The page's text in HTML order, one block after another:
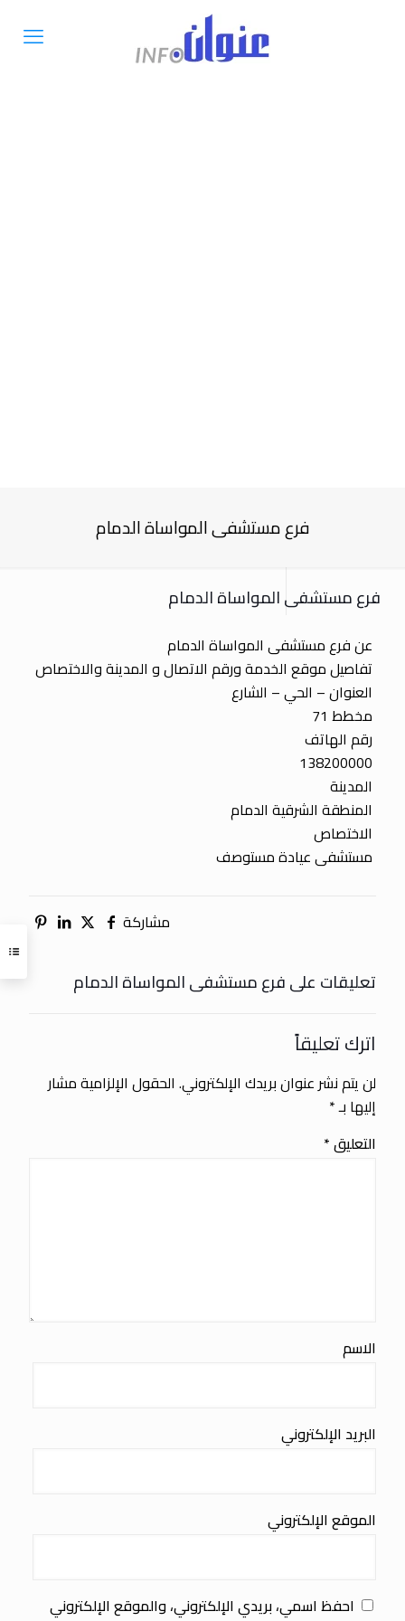
فرع مستشفى المواساة الدمام
فرع مستشفى المواساة الدمام
عن فرع مستشفى المواساة الدمام
تفاصيل موقع الخدمة ورقم الاتصال و المدينة والاختصاص
العنوان – الحي – الشارع
مخطط 71
رقم الهاتف
138200000
المدينة
المنطقة الشرقية الدمام
الاختصاص
مستشفى عيادة مستوصف
مشاركة
تعليقات على فرع مستشفى المواساة الدمام
اترك تعليقاً
لن يتم نشر عنوان بريدك الإلكتروني. الحقول الإلزامية مشار
إليها بـ*
التعليق*
الاسم
البريد الإلكتروني
الموقع الإلكتروني
احفظ اسمي، بريدي الإلكتروني، والموقع الإلكتروني